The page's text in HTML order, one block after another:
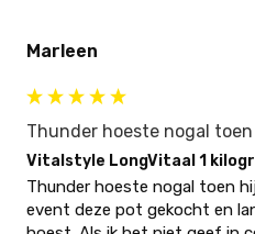
Marleen
Thunder hoeste nogal toen
Vitalstyle LongVitaal 1
Thunder hoeste nogal toen
event deze pot gekocht en